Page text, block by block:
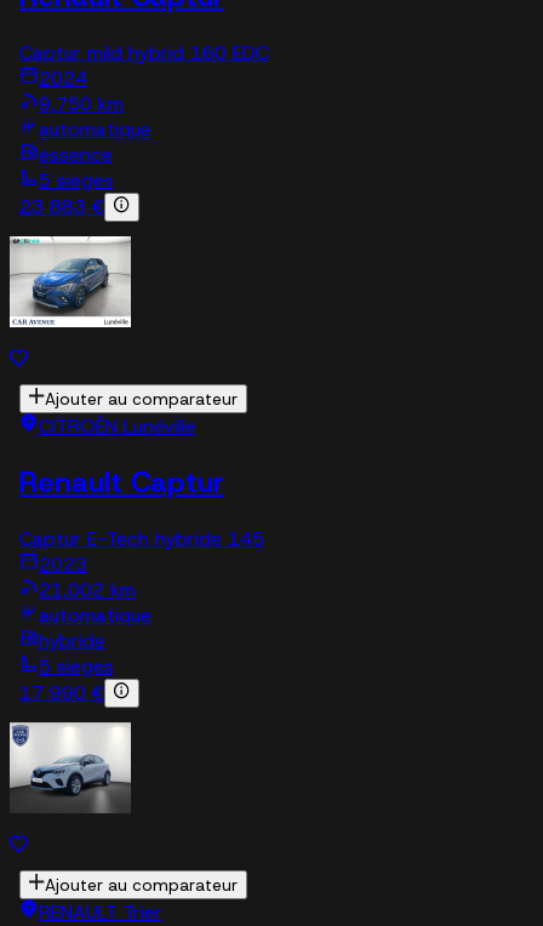
Captur mild hybrid 160 EDC
2024
9,750 km
automatique
essence
5 sieges
23 883 €
Ajouter au comparateur
CITROËN Lunéville
Renault Captur
Captur E-Tech hybride 145
2023
21,002 km
automatique
hybride
5 sieges
17 990 €
Ajouter au comparateur
RENAULT Trier